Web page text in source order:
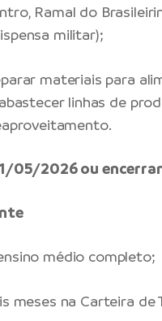
Ramal do
militar);
materiais para
linhas de
05/2026 ou
médio completo;
meses na Carteira de